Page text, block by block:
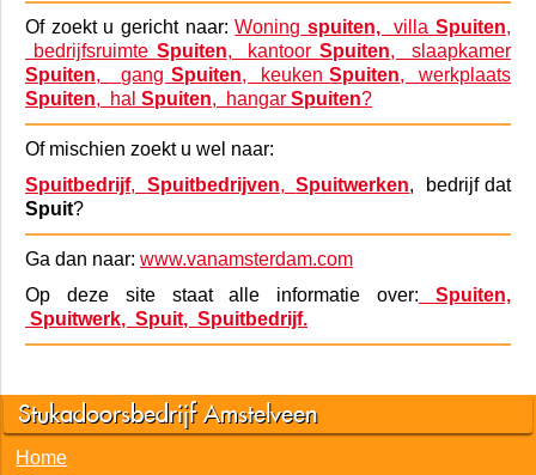
Wilt u meer weten overSpuiten , spack spuiten, muren
spuiten, verfspuiten , houtwerkspuiten, plafonds
spuiten?
Deuren Spuiten, KozijnenSpuiten?
Of zoekt u gericht naar:Woningspuiten,villaSpuiten,
bedrijfsruimteSpuiten , kantoor
Spuiten, halSpuiten, hangarSpuiten?
Of mischien zoekt u wel naar:
Spuit?
Ga dan naar:www.vanamsterdam.com
Spuitwerk, Spuit, Spuitbedrijf.